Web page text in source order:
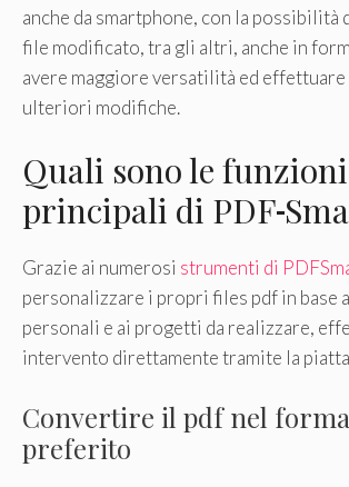
anche da smartphone, con la possibilità
file modificato, tra gli altri, anche in
avere maggiore versatilità ed
ulteriori modifiche.
Quali sono le funzioni
principali di PDF
Grazie ai numerosi strumenti di
personalizzare i propri files pdf in base
personali e ai progetti da realizzare,
intervento direttamente tramite la
Convertire il pdf nel
preferito